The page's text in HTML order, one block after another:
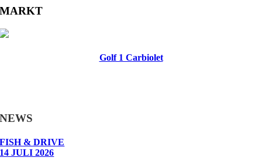
MARKT
Golf 1 Carbiolet
NEWS
FISH & DRIVE
14 JULI 2026